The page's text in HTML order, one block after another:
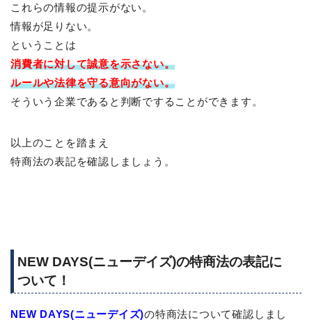
これらの情報の提示がない。
情報が足りない。
ということは
消費者に対して誠意を示さない。
ルールや法律を守る意向がない。
そういう企業であると判断ですることができます。
以上のことを踏まえ
特商法の表記を確認しましょう。
NEW DAYS(ニューデイズ)の特商法の表記に
ついて！
NEW DAYS(ニューデイズ)の特商法について確認しまし